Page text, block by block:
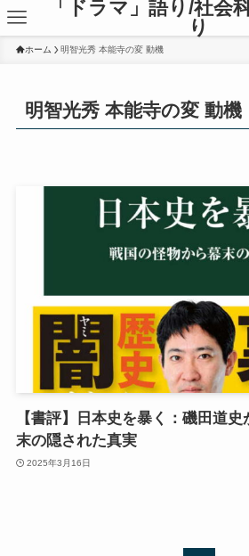
「ドラマ」語り/社会
り
ホーム 明智光秀 本能寺の変 動機
明智光秀 本能寺の変 動機
【書評】日本史を暴く：磯田道
末の隠された真実
2025年3月16日